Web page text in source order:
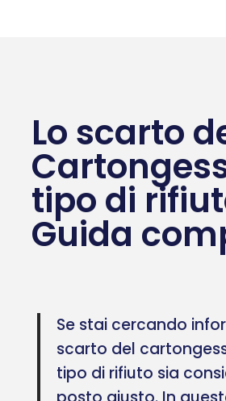
Lo scarto
tipo di
Guida
Se stai cercando
scarto del
tipo di rifiuto sia